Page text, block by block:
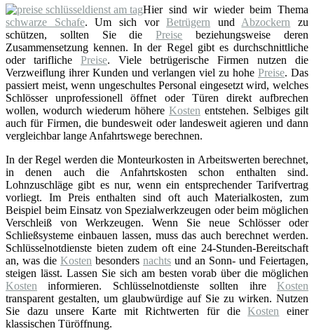
Hier sind wir wieder beim Thema
schwarze Schafe. Um sich vorBetrügern undAbzockern zu
schützen, sollten Sie diePreise beziehungsweise deren
Zusammensetzung kennen. In der Regel gibt es durchschnittliche
oder tarifliche Preise. Viele betrügerische Firmen nutzen die
Verzweiflung ihrer Kunden und verlangen viel zu hohe Preise. Das
passiert meist, wenn ungeschultes Personal eingesetzt wird, welches
Schlösser unprofessionell öffnet oder Türen direkt aufbrechen
wollen, wodurch wiederum höhere Kosten entstehen. Selbiges gilt
auch für Firmen, die bundesweit oder landesweit agieren und dann
vergleichbar lange Anfahrtswege berechnen.
In der Regel werden die Monteurkosten in Arbeitswerten berechnet,
in denen auch die Anfahrtskosten schon enthalten sind.
Lohnzuschläge gibt es nur, wenn ein entsprechender Tarifvertrag
vorliegt. Im Preis enthalten sind oft auch Materialkosten, zum
Beispiel beim Einsatz von Spezialwerkzeugen oder beim möglichen
Verschleiß von Werkzeugen. Wenn Sie neue Schlösser oder
Schließsysteme einbauen lassen, muss das auch berechnet werden.
Schlüsselnotdienste bieten zudem oft eine 24-Stunden-Bereitschaft
an, was die Kosten besonders nachts und an Sonn- und Feiertagen,
steigen lässt. Lassen Sie sich am besten vorab über die möglichen
Kosten informieren. Schlüsselnotdienste sollten ihre Kosten
transparent gestalten, um glaubwürdige auf Sie zu wirken. Nutzen
Sie dazu unsere Karte mit Richtwerten für dieKosten einer
klassischen Türöffnung.